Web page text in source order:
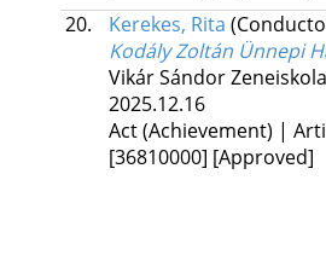
20.
Kerekes, Rita
Kodály Zoltán Ünnepi
Vikár Sándor
2025.12.16
Act (Achievement) |
[36810000] [Approved]